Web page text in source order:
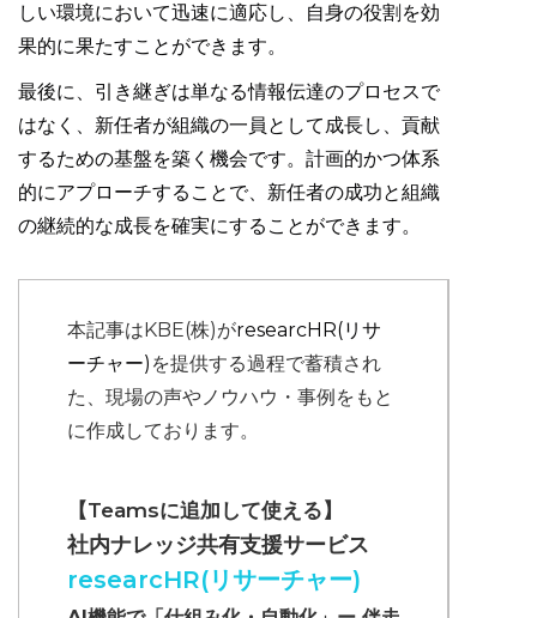
しい環境において迅速に適応し、自身の役割を効
果的に果たすことができます。
最後に、引き継ぎは単なる情報伝達のプロセスで
はなく、新任者が組織の一員として成長し、貢献
するための基盤を築く機会です。計画的かつ体系
的にアプローチすることで、新任者の成功と組織
の継続的な成長を確実にすることができます。
本記事はKBE(株)がresearcHR(リサ
ーチャー) を提供する過程で蓄積され
た、現場の声やノウハウ・事例をもと
に作成しております。
【Teamsに追加して使える】
社内ナレッジ共有支援サービス
researcHR(リサーチャー)